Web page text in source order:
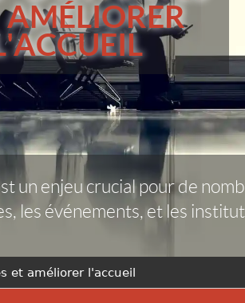
un enjeu crucial pour de
les événements, et les
et améliorer l'accueil